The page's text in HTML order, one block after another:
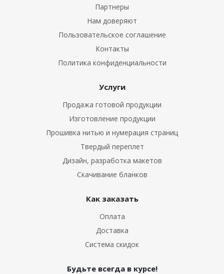
Партнеры
Нам доверяют
Пользовательское соглашение
Контакты
Политика конфиденциальности
Услуги
Продажа готовой продукции
Изготовление продукции
Прошивка нитью и нумерация страниц
Твердый переплет
Дизайн, разработка макетов
Скачивание бланков
Как заказать
Оплата
Доставка
Система скидок
Будьте всегда в курсе!